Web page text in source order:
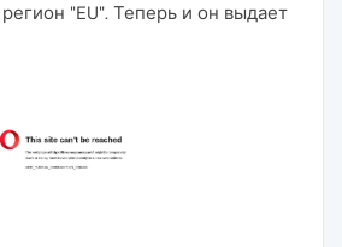
"EU". Теперь и он выдает